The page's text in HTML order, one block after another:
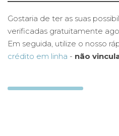
Gostaria de ter as suas
verificadas gratuitamente
Em seguida, utilize o nosso
crédito em linha - não